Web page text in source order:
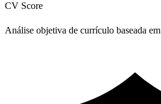
CV Score
Análise objetiva de currículo baseada